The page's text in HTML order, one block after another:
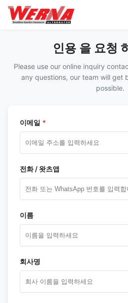
인용 을 요청
Please use our online inquiry
any questions, our team will get
possible.
이메일 *
전화 / 왓츠앱
이름
회사명